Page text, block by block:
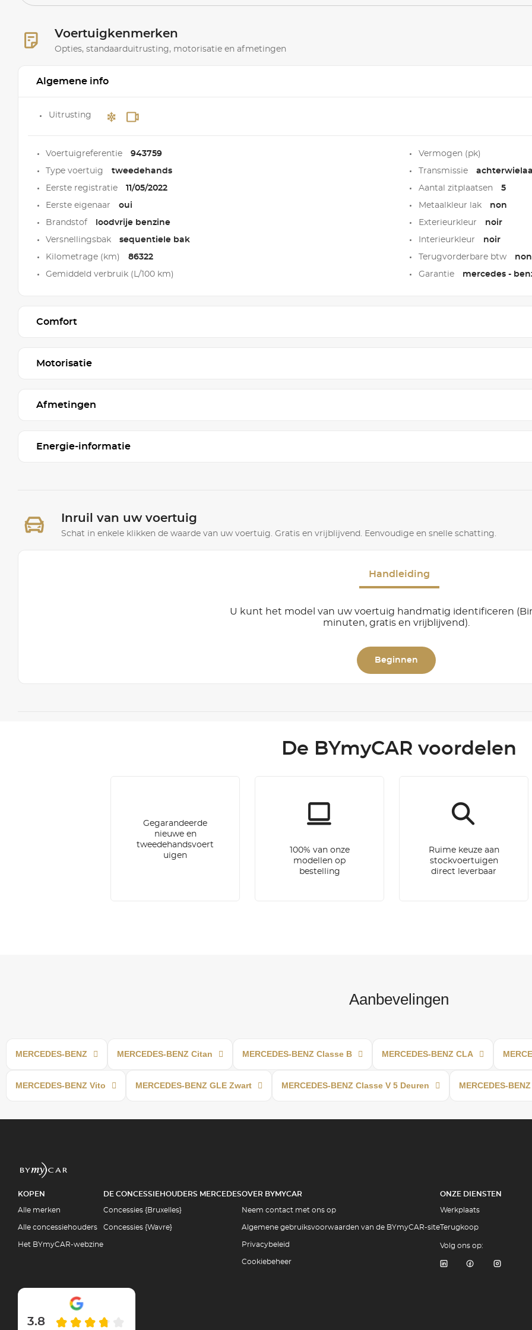
Voertuigkenmerken
Opties, standaarduitrusting, motorisatie en afmetingen
Algemene info
Uitrusting
Voertuigreferentie 943759
Type voertuig tweedehands
Eerste registratie 11/05/2022
Eerste eigenaar oui
Brandstof loodvrije benzine
Versnellingsbak sequentiele bak
Kilometrage (km) 86322
Gemiddeld verbruik (L/100 km)
Vermogen (pk)
Transmissie
Aantal zitplaatsen 5
Metaalkleur lak non
Exterieurkleur noir
Interieurkleur noir
Terugvorderbare btw non
Garantie mercedes -
Comfort
Motorisatie
Afmetingen
Energie-informatie
Inruil van uw voertuig
Schat in enkele klikken de waarde van uw voertuig. Gratis en vrijblijvend. Eenvoudige en snelle schatting.
Handleiding
U kunt het model van uw voertuig handmatig identificeren
minuten, gratis en vrijblijvend).
Beginnen
De BYmyCAR voordelen
Gegarandeerde
nieuwe en
tweedehandsvoert
uigen
100% van onze
modellen op
bestelling
Ruime keuze aan
stockvoertuigen
direct leverbaar
Aanbevelingen
MERCEDES-BENZ MERCEDES-BENZ Citan MERCEDES-BENZ Classe B MERCEDES-BENZ CLA
MERCEDES-BENZ Vito MERCEDES-BENZ GLE Zwart MERCEDES-BENZ Classe V 5 Deuren MERCEDES-
KOPEN
Alle merken
Alle concessiehouders
Het BYmyCAR-webzine
DE CONCESSIEHOUDERS MERCEDES
Concessies {Bruxelles}
Concessies {Wavre}
OVER BYMYCAR
Neem contact met ons op
Algemene gebruiksvoorwaarden van de BYmyCAR-site
Privacybeleid
Cookiebeheer
ONZE DIENSTEN
Werkplaats
Terugkoop
Volg ons op:
3.8